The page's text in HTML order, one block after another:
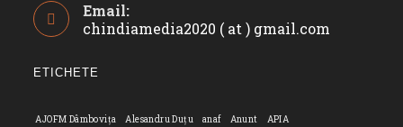
in
your
Email:
chindiamedia2020 ( at ) gmail.com
ETICHETE
AJOFM Dâmbovița Alesandru Duțu anaf Anunt
APIA